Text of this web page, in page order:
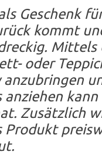
Geschenk
kommt
Mittels
oder
anziehen
Zusätzlich
Produkt